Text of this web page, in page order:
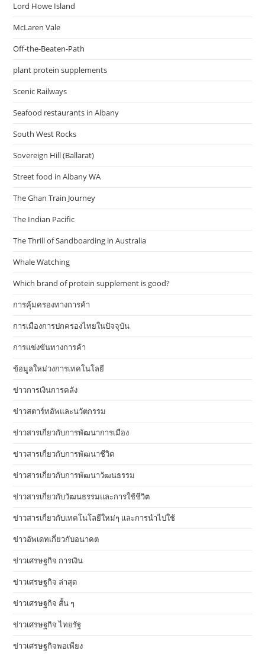
Lord Howe Island
McLaren Vale
Off-the-Beaten-Path
plant protein supplements
Scenic Railways
Seafood restaurants in Albany
South West Rocks
Sovereign Hill (Ballarat)
Street food in Albany WA
The Ghan Train Journey
The Indian Pacific
The Thrill of Sandboarding in Australia
Whale Watching
Which brand of protein supplement is good?
การคุ้มครองทางการค้า
การเมืองการปกครองไทยในปัจจุบัน
การแข่งขันทางการค้า
ข้อมูลใหม่วงการเทคโนโลยี
ข่าวการเงินการคลัง
ข่าวสตาร์ทอัพและนวัตกรรม
ข่าวสารเกี่ยวกับการพัฒนาการเมือง
ข่าวสารเกี่ยวกับการพัฒนาชีวิต
ข่าวสารเกี่ยวกับการพัฒนาวัฒนธรรม
ข่าวสารเกี่ยวกับวัฒนธรรมและการใช้ชีวิต
ข่าวสารเกี่ยวกับเทคโนโลยีใหม่ๆ และการนำไปใช้
ข่าวอัพเดทเกี่ยวกับอนาคต
ข่าวเศรษฐกิจ การเงิน
ข่าวเศรษฐกิจ ล่าสุด
ข่าวเศรษฐกิจ สั้น ๆ
ข่าวเศรษฐกิจ ไทยรัฐ
ข่าวเศรษฐกิจพอเพียง